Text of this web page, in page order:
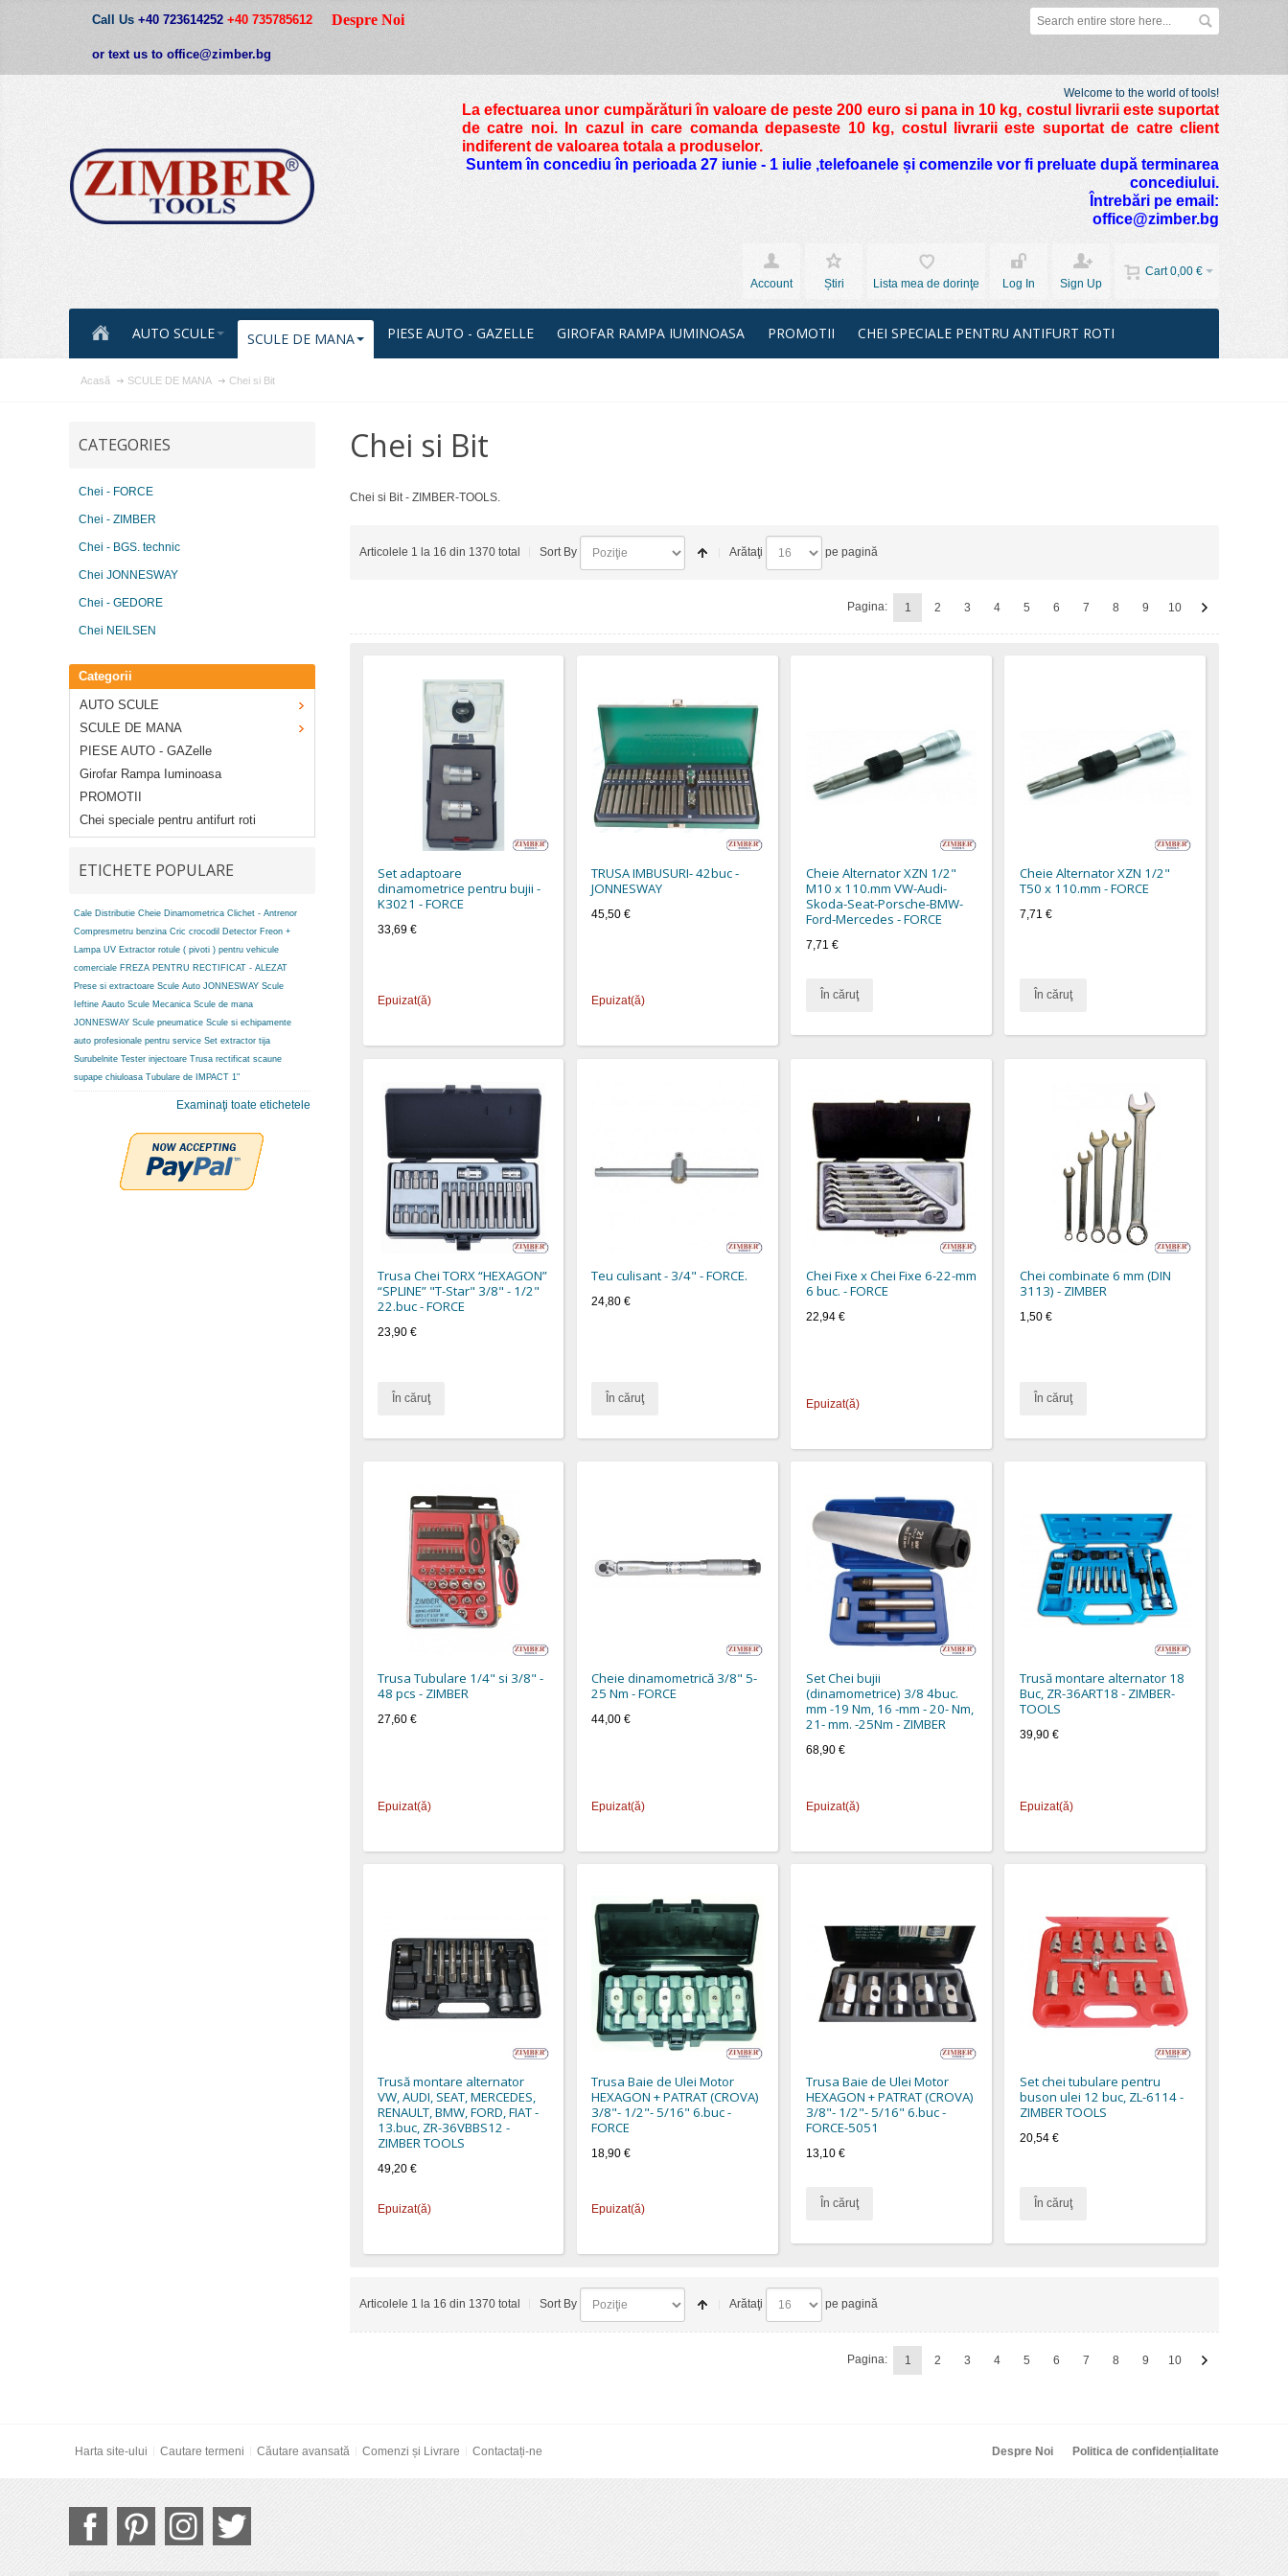
Call Us +40 723614252 +40 735785612
or text us to office@zimber.bg
Despre Noi
Welcome to the world of tools!
La efectuarea unor cumpărături în valoare de peste 200 euro si pana in 10 kg, costul livrarii este suportat
de catre noi. In cazul in care comanda depaseste 10 kg, costul livrarii este suportat de catre client
indiferent de valoarea totala a produselor.
Suntem în concediu în perioada 27 iunie - 1 iulie ,telefoanele și comenzile vor fi preluate după terminarea
concediului.
Întrebări pe email:
office@zimber.bg
Cart 0,00 €
Account
Știri Lista mea de dorinţe Log In Sign Up
AUTO SCULE SCULE DE MANA PIESE AUTO - GAZELLE GIROFAR RAMPA IUMINOASA PROMOTII CHEI SPECIALE PENTRU ANTIFURT ROTI
Acasă SCULE DE MANA Chei si Bit
Chei si Bit
Chei si Bit - ZIMBER-TOOLS.
Articolele 1 la 16 din 1370 total Sort By Arătaţi pe pagină
Pagina: 1 2 3 4 5 6 7 8 9 10
Set adaptoare
dinamometrice pentru bujii -
K3021 - FORCE
33,69 €
Epuizat(ă)
TRUSA IMBUSURI- 42buc -
JONNESWAY
45,50 €
Epuizat(ă)
Cheie Alternator XZN 1/2"
M10 x 110.mm VW-Audi-
Skoda-Seat-Porsche-BMW-
Ford-Mercedes - FORCE
7,71 €
În căruţ
Cheie Alternator XZN 1/2"
T50 x 110.mm - FORCE
7,71 €
În căruţ
Trusa Chei TORX “HEXAGON”
“SPLINE” "T-Star" 3/8" - 1/2"
22.buc - FORCE
23,90 €
În căruţ
Teu culisant - 3/4" - FORCE.
24,80 €
În căruţ
Chei Fixe x Chei Fixe 6-22-mm
6 buc. - FORCE
22,94 €
Epuizat(ă)
Chei combinate 6 mm (DIN
3113) - ZIMBER
1,50 €
În căruţ
Trusa Tubulare 1/4" si 3/8" -
48 pcs - ZIMBER
27,60 €
Epuizat(ă)
Cheie dinamometrică 3/8" 5-
25 Nm - FORCE
44,00 €
Epuizat(ă)
Set Chei bujii
(dinamometrice) 3/8 4buc.
mm -19 Nm, 16 -mm - 20- Nm,
21- mm. -25Nm - ZIMBER
68,90 €
Epuizat(ă)
Trusă montare alternator 18
Buc, ZR-36ART18 - ZIMBER-
TOOLS
39,90 €
Epuizat(ă)
Trusă montare alternator
VW, AUDI, SEAT, MERCEDES,
RENAULT, BMW, FORD, FIAT -
13.buc, ZR-36VBBS12 -
ZIMBER TOOLS
49,20 €
Epuizat(ă)
Trusa Baie de Ulei Motor
HEXAGON + PATRAT (CROVA)
3/8"- 1/2"- 5/16" 6.buc -
FORCE
18,90 €
Epuizat(ă)
Trusa Baie de Ulei Motor
HEXAGON + PATRAT (CROVA)
3/8"- 1/2"- 5/16" 6.buc -
FORCE-5051
13,10 €
În căruţ
Set chei tubulare pentru
buson ulei 12 buc, ZL-6114 -
ZIMBER TOOLS
20,54 €
În căruţ
Articolele 1 la 16 din 1370 total Sort By Arătaţi pe pagină
Pagina: 1 2 3 4 5 6 7 8 9 10
CATEGORIES
Chei - FORCE
Chei - ZIMBER
Chei - BGS. technic
Chei JONNESWAY
Chei - GEDORE
Chei NEILSEN
Categorii
AUTO SCULE
SCULE DE MANA
PIESE AUTO - GAZelle
Girofar Rampa Iuminoasa
PROMOTII
Chei speciale pentru antifurt roti
ETICHETE POPULARE
Cale Distributie Cheie Dinamometrica Clichet - Antrenor
Compresmetru benzina Cric crocodil Detector Freon +
Lampa UV Extractor rotule ( pivoti ) pentru vehicule
comerciale FREZA PENTRU RECTIFICAT - ALEZAT
Prese si extractoare Scule Auto JONNESWAY Scule
Ieftine Aauto Scule Mecanica Scule de mana
JONNESWAY Scule pneumatice Scule si echipamente
auto profesionale pentru service Set extractor tija
Surubelnite Tester injectoare Trusa rectificat scaune
supape chiuloasa Tubulare de IMPACT 1"
Examinaţi toate etichetele
Harta site-ului Cautare termeni Căutare avansată Comenzi și Livrare Contactați-ne Despre Noi Politica de confidențialitate